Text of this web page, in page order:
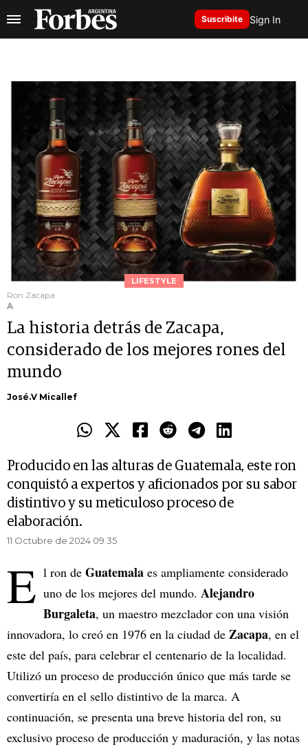
Suscribite Sign In
LIFESTYLE
Ron Zacapa
A
La historia detrás de Zacapa,
considerado de los mejores rones del
mundo
José.V Micallef
Producido en las alturas de Guatemala, este ron
conquistó a expertos y aficionados por su sabor
distintivo y su meticuloso proceso de
elaboración.
11 Octubre de 2024 09.35
E l ron de Guatemala es ampliamente considerado
uno de los mejores del mundo. Alejandro
Burgaleta, un maestro mezclador con una visión
innovadora, lo creó en 1976 en la ciudad de Zacapa, en el
este del país, para celebrar el centenario de la localidad.
Utilizó un proceso de producción único que más tarde se
convertiría en el sello distintivo de la marca. A
continuación, se presenta una breve historia del ron, su
exclusivo proceso de producción y maduración, y las notas